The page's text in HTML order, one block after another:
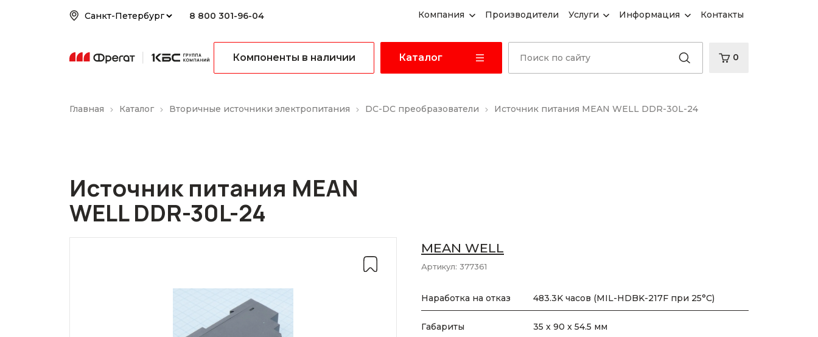
8 800 301-96-04 Компания Производители Услуги Информация Контакты
Компоненты в наличии Каталог 0
Главная Каталог Вторичные источники электропитания DC-DC преобразователи Источник питания MEAN WELL DDR-30L-24
Источник питания MEAN
WELL DDR-30L-24
MEAN WELL
Артикул: 377361
Наработка на отказ 483.3K часов (MIL-HDBK-217F при 25°C)
Габариты 35 x 90 x 54.5 мм